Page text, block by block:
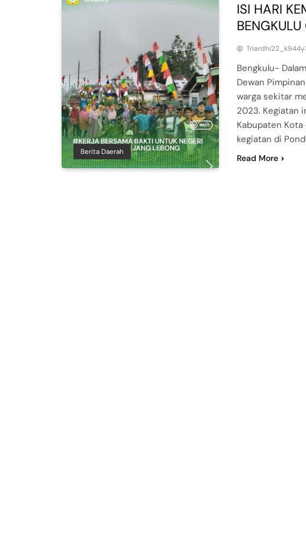
Berita Daerah
ISI HARI
Bengkulu-
Dewan
warga sekitar
2023. Kegiatan
Kabupaten
kegiatan di
Read More